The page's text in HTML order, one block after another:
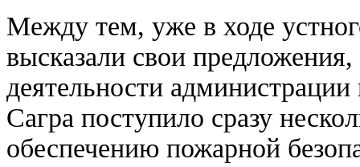
Между тем, уже в ходе
высказали свои
деятельности
Сагра поступило сразу
обеспечению пожарной